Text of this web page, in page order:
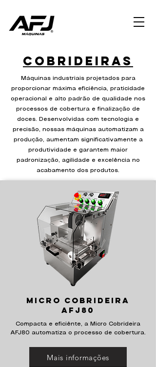
Cobrideiras
Máquinas industriais projetados para
proporcionar máxima eficiência, praticidade
operacional e alto padrão de qualidade nos
processos de cobertura e finalização de
doces. Desenvolvidas com tecnologia e
precisão, nossas máquinas automatizam a
produção, aumentam significativamente a
produtividade e garantem maior
padronização, agilidade e excelência no
acabamento dos produtos.
Micro Cobrideira
AFJ80
Compacta e eficiênte, a Micro Cobrideira
AFJ80 automatiza o processo de cobertura.
Mais informações